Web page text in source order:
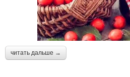
читать дальше →